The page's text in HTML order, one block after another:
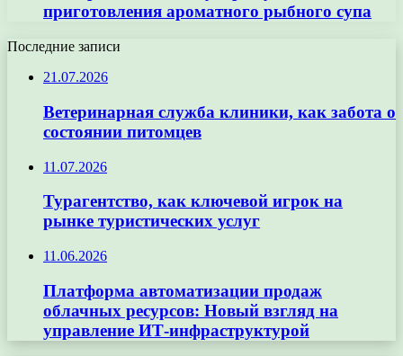
приготовления ароматного рыбного супа
Последние записи
21.07.2026
Ветеринарная служба клиники, как забота о
состоянии питомцев
11.07.2026
Турагентство, как ключевой игрок на
рынке туристических услуг
11.06.2026
Платформа автоматизации продаж
облачных ресурсов: Новый взгляд на
управление ИТ-инфраструктурой